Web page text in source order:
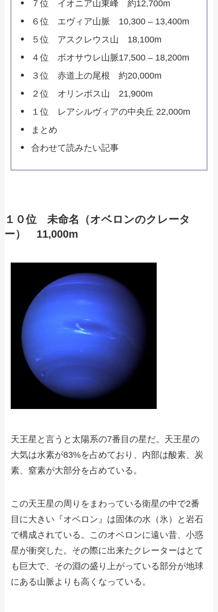
７位 イオニア山東峰 約12,700m
６位 エヴィア山脈 10,300 – 13,400m
５位 アスクレウス山 18,100m
４位 ボオサウレ山脈17,500 – 18,200m
３位 赤道上の尾根 約20,000m
２位 オリンポス山 21,900m
１位 レアシルヴィアの中央丘 22,000m
まとめ
合わせて読みたい記事
１０位 未命名（オベロンのクレータ
ー） 11,000m
天王星と言うと太陽系の7番目の星だ。天王星の
大気は水素が83%を占めており、内部は酸素、炭
素、窒素が大部分を占めている。
この天王星の周りをまわっている衛星の中で2番
目に大きい『オベロン』は固体の水（氷）と岩石
で構成されている。このオベロンに遠い昔、小惑
星が衝突した。その際に出来たクレーターはとて
も巨大で、その淵の盛り上がっている部分が地球
にある山脈よりも高くなっている。